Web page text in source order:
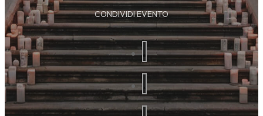
CONDIVIDI EVENTO